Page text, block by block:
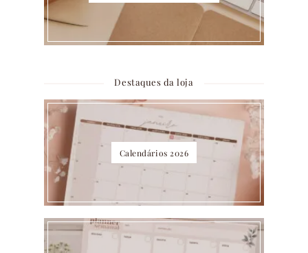
Destaques da loja
Calendários 2026